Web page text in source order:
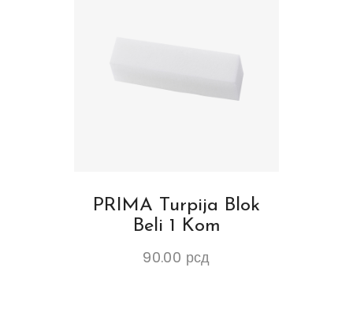
PRIMA Turpija Blok
Beli 1 Kom
90.00 рсд